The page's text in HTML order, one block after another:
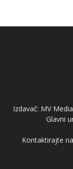
Izdavač: MV
Glavni
Kontaktirajte